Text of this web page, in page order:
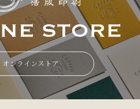
オンラインストア